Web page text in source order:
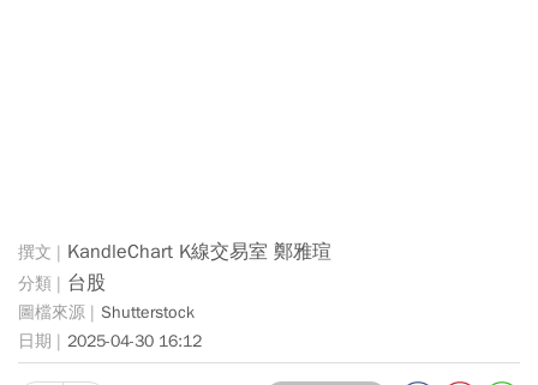
KandleChart K線交易室 鄭雅瑄
台股
Shutterstock
2025-04-30 16:12